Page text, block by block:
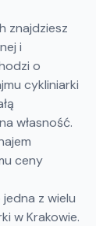
znajdziesz
i
o
cykliniarki
własność.
ceny
z wielu
w Krakowie.